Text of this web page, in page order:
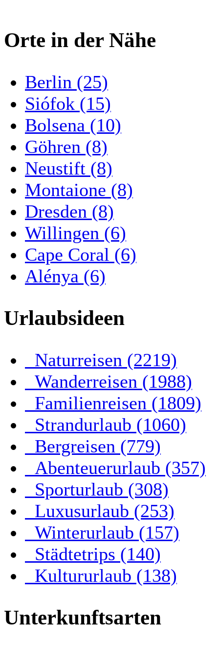
Orte in der Nähe
Berlin (25)
Siófok (15)
Bolsena (10)
Göhren (8)
Neustift (8)
Montaione (8)
Dresden (8)
Willingen (6)
Cape Coral (6)
Alénya (6)
Urlaubsideen
Naturreisen (2219)
Wanderreisen (1988)
Familienreisen (1809)
Strandurlaub (1060)
Bergreisen (779)
Abenteuerurlaub (357)
Sporturlaub (308)
Luxusurlaub (253)
Winterurlaub (157)
Städtetrips (140)
Kultururlaub (138)
Unterkunftsarten